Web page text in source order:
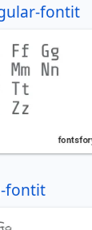
fontit
fontit